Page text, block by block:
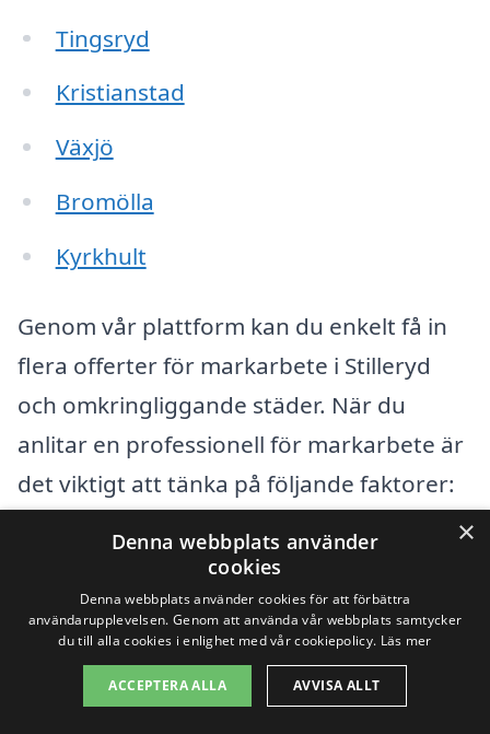
Tingsryd
Kristianstad
Växjö
Bromölla
Kyrkhult
Genom vår plattform kan du enkelt få in
flera offerter för markarbete i Stilleryd
och omkringliggande städer. När du
anlitar en professionell för markarbete är
det viktigt att tänka på följande faktorer:
Erfarenhet:Välj företag med gedigen
erfarenhet och goda referenser inom
markarbete.
Kostnad:Jämför olika offerter för att
×
Denna webbplats använder
cookies
Denna webbplats använder cookies för att förbättra
användarupplevelsen. Genom att använda vår webbplats samtycker
du till alla cookies i enlighet med vår cookiepolicy. Läs mer
ACCEPTERA ALLA AVVISA ALLT